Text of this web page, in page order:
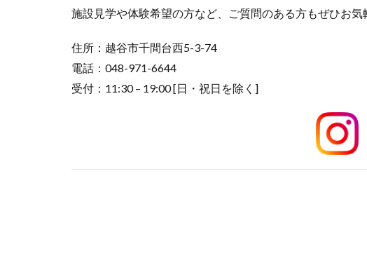
施設見学や体験希望の方など、ご質問のある方もぜひお気
住所：越谷市千間台西5-3-74
電話：048-971-6644
受付：11:30 – 19:00 [日・祝日を除く]